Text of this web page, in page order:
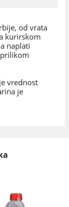
od vrata
kurirskom
naplati
vrednost
je